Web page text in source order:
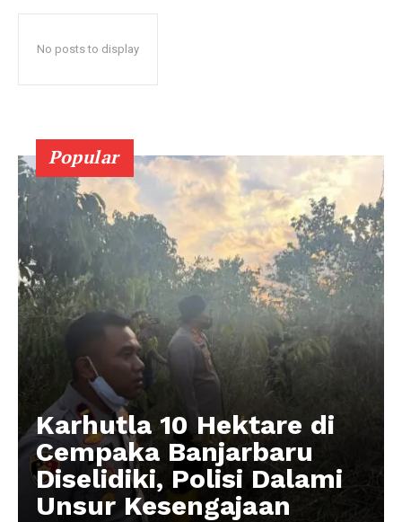
No posts to display
Popular
Karhutla 10 Hektare di
Cempaka Banjarbaru
Diselidiki, Polisi Dalami
Unsur Kesengajaan